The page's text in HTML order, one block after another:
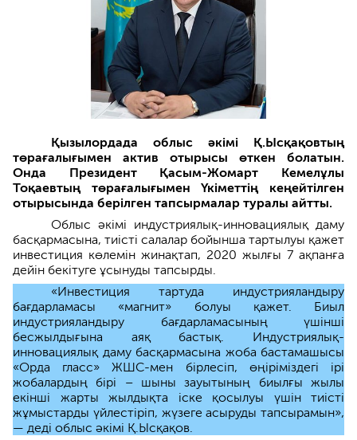
Қызылордада облыс әкімі Қ.Ысқақовтың
төрағалығымен актив отырысы өткен болатын.
Онда Президент Қасым-Жомарт Кемелұлы
Тоқаевтың төрағалығымен Үкіметтің кеңейтілген
отырысында берілген тапсырмалар туралы айтты.
Облыс әкімі индустриялық-инновациялық даму
басқармасына, тиісті салалар бойынша тартылуы қажет
инвестиция көлемін жинақтап, 2020 жылғы 7 ақпанға
дейін бекітуге ұсынуды тапсырды.
«Инвестиция тартуда индустрияландыру
бағдарламасы «магнит» болуы қажет. Биыл
индустрияландыру бағдарламасының үшінші
бесжылдығына аяқ бастық. Индустриялық-
инновациялық даму басқармасына жоба бастамашысы
«Орда гласс» ЖШС-мен бірлесіп, өңіріміздегі ірі
жобалардың бірі – шыны зауытының биылғы жылы
екінші жарты жылдықта іске қосылуы үшін тиісті
жұмыстарды үйлестіріп, жүзеге асыруды тапсырамын»,
— деді облыс әкімі Қ.Ысқақов.